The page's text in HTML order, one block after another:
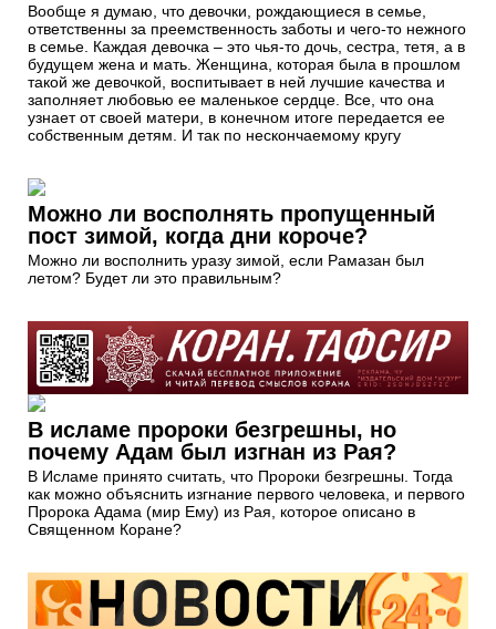
Вообще я думаю, что девочки, рождающиеся в семье,
ответственны за преемственность заботы и чего-то нежного
в семье. Каждая девочка – это чья-то дочь, сестра, тетя, а в
будущем жена и мать. Женщина, которая была в прошлом
такой же девочкой, воспитывает в ней лучшие качества и
заполняет любовью ее маленькое сердце. Все, что она
узнает от своей матери, в конечном итоге передается ее
собственным детям. И так по нескончаемому кругу
Можно ли восполнять пропущенный
пост зимой, когда дни короче?
Можно ли восполнить уразу зимой, если Рамазан был
летом? Будет ли это правильным?
В исламе пророки безгрешны, но
почему Адам был изгнан из Рая?
В Исламе принято считать, что Пророки безгрешны. Тогда
как можно объяснить изгнание первого человека, и первого
Пророка Адама (мир Ему) из Рая, которое описано в
Священном Коране?